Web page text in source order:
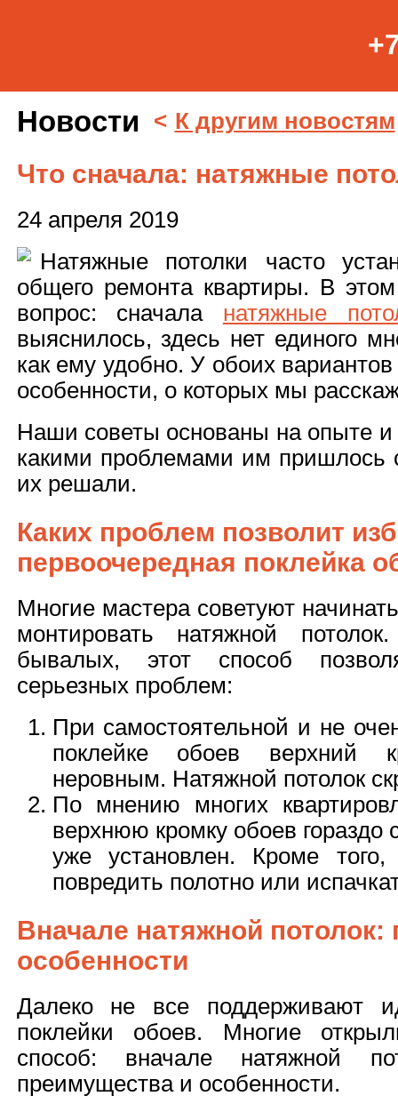
Новости < К другим новостям
Что сначала: натяжные
24 апреля 2019
Натяжные потолки часто
общего ремонта квартиры. В
вопрос: сначала натяжные
выяснилось, здесь нет единого
как ему удобно. У обоих
особенности, о которых мы
Наши советы основаны на опыте
какими проблемами им пришлось
их решали.
Каких проблем позволит
первоочередная поклейка
Многие мастера советуют
монтировать натяжной
бывалых, этот способ
серьезных проблем:
При самостоятельной и не
поклейке обоев верхний
неровным. Натяжной потолок
По мнению многих
верхнюю кромку обоев гораздо
уже установлен. Кроме
повредить полотно или
Вначале натяжной
особенности
Далеко не все поддерживают
поклейки обоев. Многие
способ: вначале натяжной
преимущества и особенности.